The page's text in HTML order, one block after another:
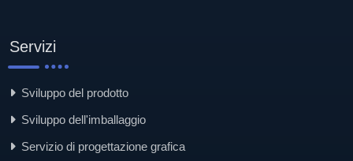
Servizi
Sviluppo del prodotto
Sviluppo dell'imballaggio
Servizio di progettazione grafica